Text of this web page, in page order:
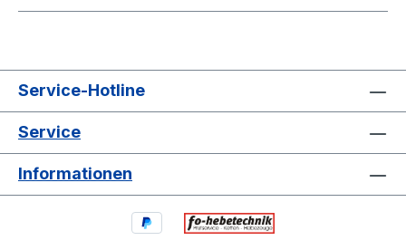
Service-Hotline
Service
Informationen